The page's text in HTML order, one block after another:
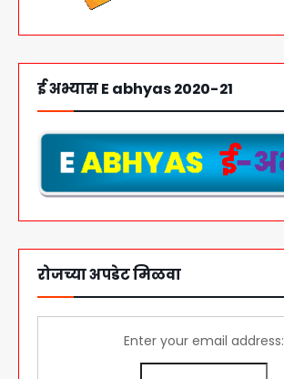
ई अभ्यास E abhyas 2020-21
रोजच्या अपडेट मिळवा
Enter your email address: